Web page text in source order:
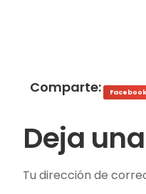
Comparte: Facebook
Deja
Tu dirección de